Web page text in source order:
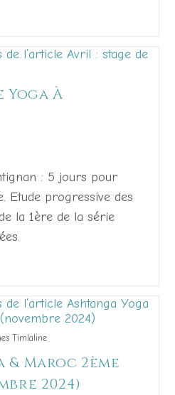
Yoga À
: 5 jours pour
Etude progressive des
la 1ère de la série
Timlaline
Maroc 2ème
2024)